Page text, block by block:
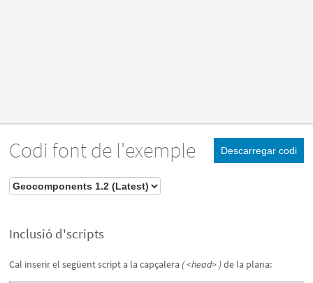
Descarregar codi
Codi font de l'exemple
Inclusió d'scripts
Cal inserir el següent script a la capçalera ( <head> )de la plana: